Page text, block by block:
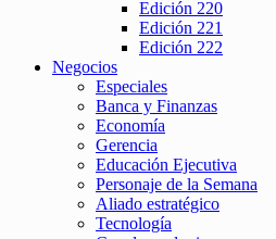
Edición 220
Edición 221
Edición 222
Negocios
Especiales
Banca y Finanzas
Economía
Gerencia
Educación Ejecutiva
Personaje de la Semana
Aliado estratégico
Tecnología